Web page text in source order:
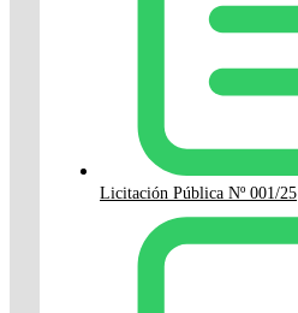
Licitación Pública Nº 001/25